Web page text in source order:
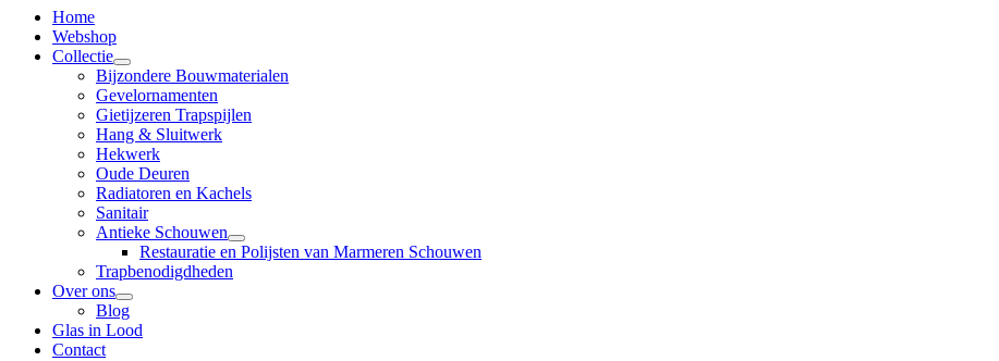
Home
Webshop
Collectie
Bijzondere Bouwmaterialen
Gevelornamenten
Gietijzeren Trapspijlen
Hang & Sluitwerk
Hekwerk
Oude Deuren
Radiatoren en Kachels
Sanitair
Antieke Schouwen
Restauratie en Polijsten van Marmeren Schouwen
Trapbenodigdheden
Over ons
Blog
Glas in Lood
Contact